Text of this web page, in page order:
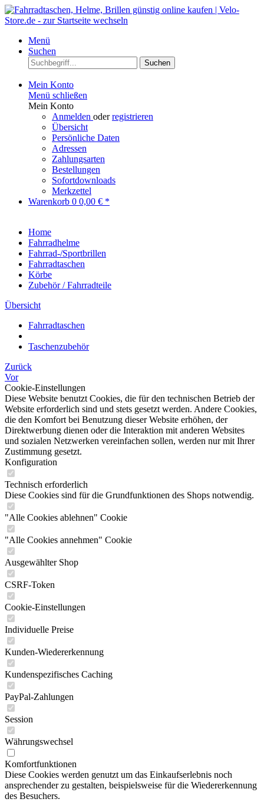
Menü
Suchen
Suchen
Mein Konto
Menü schließen
Mein Konto
Anmelden oderregistrieren
Übersicht
Persönliche Daten
Adressen
Zahlungsarten
Bestellungen
Sofortdownloads
Merkzettel
Warenkorb 0 0,00 € *
Home
Fahrradhelme
Fahrrad-/Sportbrillen
Fahrradtaschen
Körbe
Zubehör / Fahrradteile
Übersicht
Fahrradtaschen
Taschenzubehör
Zurück
Vor
Cookie-Einstellungen
Diese Website benutzt Cookies, die für den technischen Betrieb der
Website erforderlich sind und stets gesetzt werden. Andere Cookies,
die den Komfort bei Benutzung dieser Website erhöhen, der
Direktwerbung dienen oder die Interaktion mit anderen Websites
und sozialen Netzwerken vereinfachen sollen, werden nur mit Ihrer
Zustimmung gesetzt.
Konfiguration
Technisch erforderlich
Diese Cookies sind für die Grundfunktionen des Shops notwendig.
"Alle Cookies ablehnen" Cookie
"Alle Cookies annehmen" Cookie
Ausgewählter Shop
CSRF-Token
Cookie-Einstellungen
Individuelle Preise
Kunden-Wiedererkennung
Kundenspezifisches Caching
PayPal-Zahlungen
Session
Währungswechsel
Komfortfunktionen
Diese Cookies werden genutzt um das Einkaufserlebnis noch
ansprechender zu gestalten, beispielsweise für die Wiedererkennung
des Besuchers.